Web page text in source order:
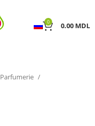
0 0.00 MDL
Parfumerie